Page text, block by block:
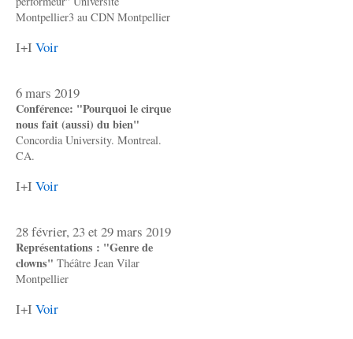
Montpellier3 au CDN Montpellier
I+I Voir
6 mars 2019
Conférence: "Pourquoi le cirque
nous fait (aussi) du bien"
Concordia University. Montreal.
CA.
I+I Voir
28 février, 23 et 29 mars 2019
Représentations : "Genre de
clowns" Théâtre Jean Vilar
Montpellier
I+I Voir